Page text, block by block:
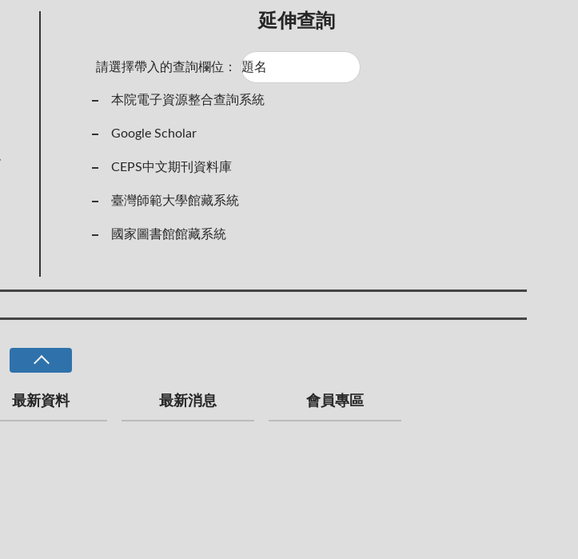
延伸查詢
請選擇帶入的查詢欄位：
本院電子資源整合查詢系統
Google Scholar
CEPS中文期刊資料庫
臺灣師範大學館藏系統
國家圖書館館藏系統
最新資料 最新消息 會員專區